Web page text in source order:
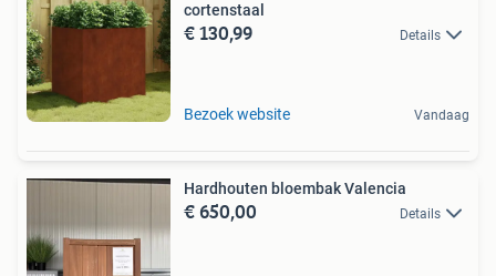
cortenstaal
€ 130,99 Details
Bezoek website Vandaag
Hardhouten bloembak Valencia
€ 650,00 Details